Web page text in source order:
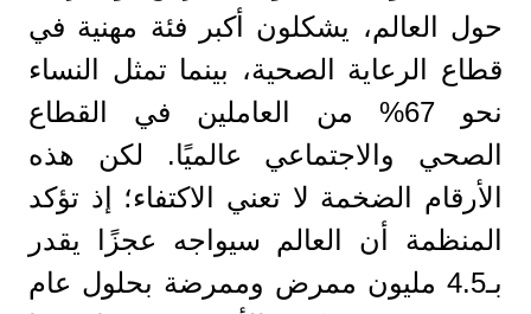
حول العالم، يشكلون أكبر فئة مهنية في
قطاع الرعاية الصحية، بينما تمثل النساء
نحو 67% من العاملين في القطاع
الصحي والاجتماعي عالميًا. لكن هذه
الأرقام الضخمة لا تعني الاكتفاء؛ إذ تؤكد
المنظمة أن العالم سيواجه عجزًا يقدر
بـ4.5 مليون ممرض وممرضة بحلول عام